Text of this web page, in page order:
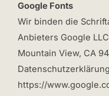
Google Fonts
Wir binden die
Anbieters Google
Mountain View, CA
https://